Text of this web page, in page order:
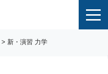
> 新・演習 力学